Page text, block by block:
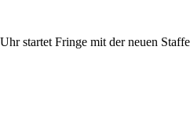
startet Fringe mit der neuen